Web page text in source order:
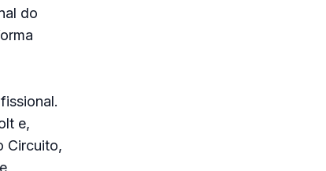
do
e,
Circuito,